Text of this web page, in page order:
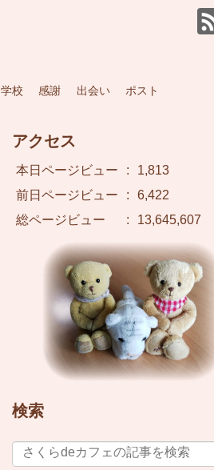
学校 感謝 出会い ポスト
アクセス
本日ページビュー :
1,813
前日ページビュー
:
6,422
総ページビュー
: 13,645,607
検索